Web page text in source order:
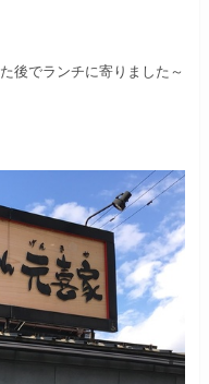
後でランチに寄りました～